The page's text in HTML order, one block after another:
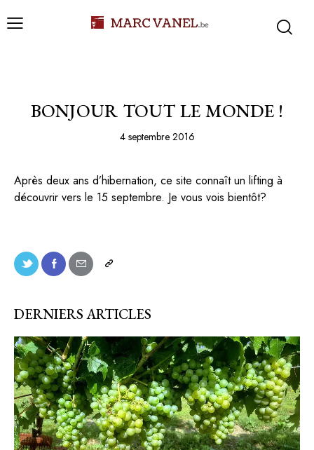
BONJOUR TOUT LE MONDE !
4 septembre 2016
Après deux ans d’hibernation, ce site connaît un lifting à
découvrir vers le 15 septembre. Je vous vois bientôt?
DERNIERS ARTICLES